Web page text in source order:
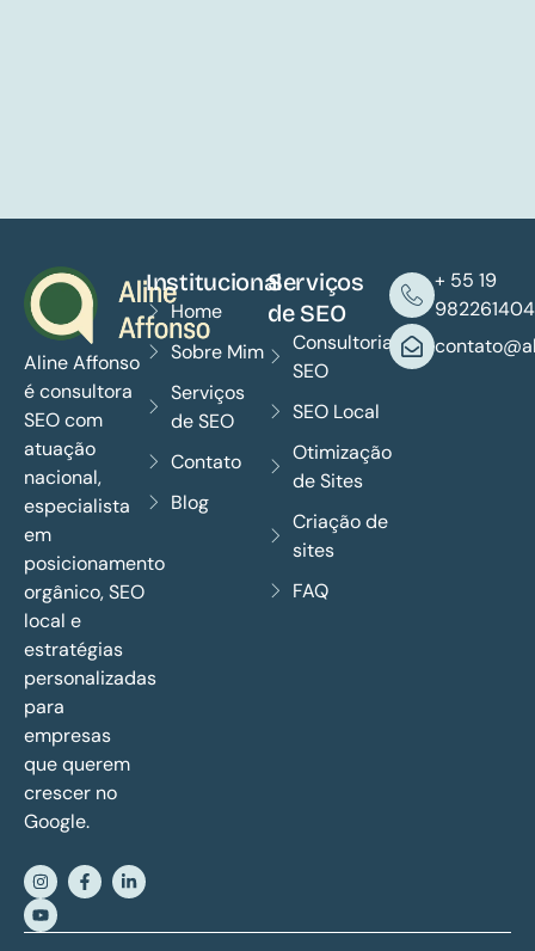
Aline Affonso
é consultora
SEO com
atuação
nacional,
especialista
em
posicionamento
orgânico, SEO
local e
estratégias
personalizadas
para
empresas
que querem
crescer no
Google.
Institucional
Home
Sobre Mim
Serviços
de SEO
Contato
Blog
Serviços
de SEO
Consultoria
SEO
SEO Local
Otimização
de Sites
Criação de
sites
FAQ
+ 55 19
982261404